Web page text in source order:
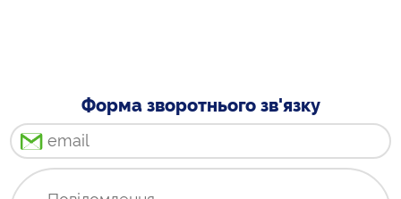
Форма зворотнього зв'язку